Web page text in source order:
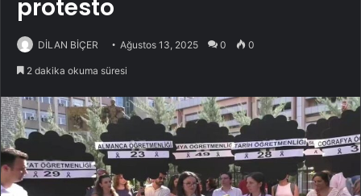
protesto
DİLAN BİÇER Ağustos 13, 2025 0 0
2 dakika okuma süresi